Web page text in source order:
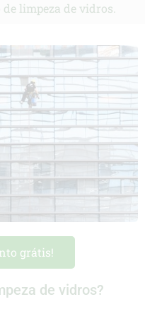
limpeza de vidros.
grátis!
de vidros?